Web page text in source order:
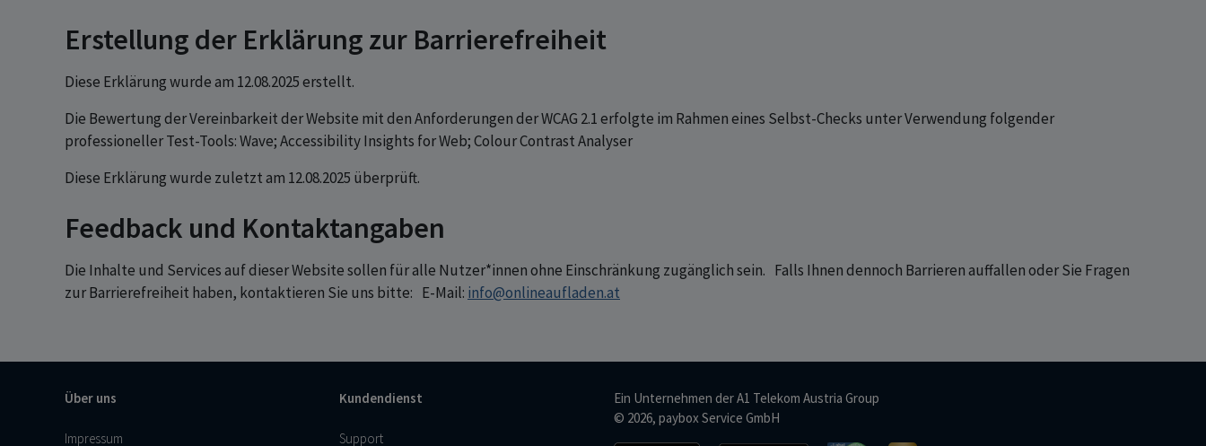
Erstellung der Erklärung zur Barrierefreiheit
Diese Erklärung wurde am 12.08.2025 erstellt.
Die Bewertung der Vereinbarkeit der Website mit den Anforderungen der WCAG 2.1 erfolgte im Rahmen eines Selbst-Checks unter Verwendung folgender
professioneller Test-Tools: Wave; Accessibility Insights for Web; Colour Contrast Analyser
Diese Erklärung wurde zuletzt am 12.08.2025 überprüft.
Feedback und Kontaktangaben
Die Inhalte und Services auf dieser Website sollen für alle Nutzer*innen ohne Einschränkung zugänglich sein. Falls Ihnen dennoch Barrieren auffallen oder Sie Fragen
zur Barrierefreiheit haben, kontaktieren Sie uns bitte: E-Mail: info@onlineaufladen.at
Über uns
Impressum
Kundendienst
Support
Ein Unternehmen derA1 Telekom Austria Group
© 2026, paybox Service GmbH